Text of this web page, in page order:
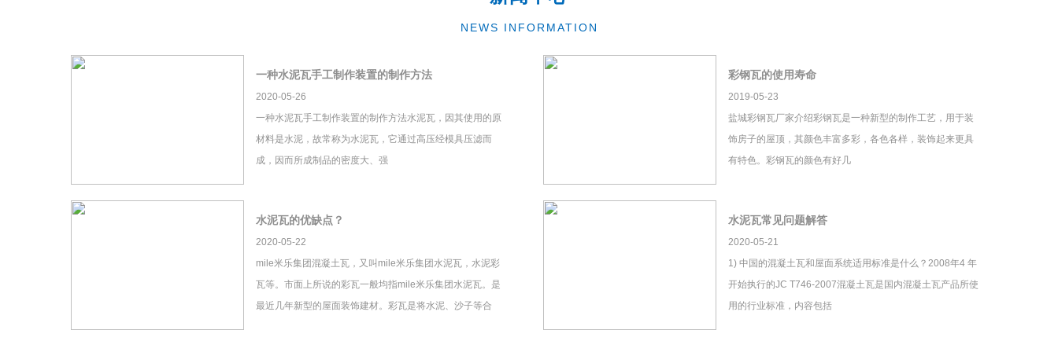
NEWS INFORMATION
一种水泥瓦手工制作装置的制作方法
2020-05-26
一种水泥瓦手工制作装置的制作方法水泥瓦，因其使用的原
材料是水泥，故常称为水泥瓦，它通过高压经模具压滤而
成，因而所成制品的密度大、强
彩钢瓦的使用寿命
2019-05-23
盐城彩钢瓦厂家介绍彩钢瓦是一种新型的制作工艺，用于装
饰房子的屋顶，其颜色丰富多彩，各色各样，装饰起来更具
有特色。彩钢瓦的颜色有好几
水泥瓦的优缺点？
2020-05-22
mile米乐集团混凝土瓦，又叫mile米乐集团水泥瓦，水泥彩
瓦等。市面上所说的彩瓦一般均指mile米乐集团水泥瓦。是
最近几年新型的屋面装饰建材。彩瓦是将水泥、沙子等合
水泥瓦常见问题解答
2020-05-21
1) 中国的混凝土瓦和屋面系统适用标准是什么？2008年4 年
开始执行的JC T746-2007混凝土瓦是国内混凝土瓦产品所使
用的行业标准，内容包括